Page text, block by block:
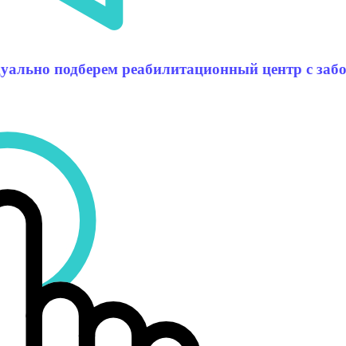
подберем реабилитационный центр с